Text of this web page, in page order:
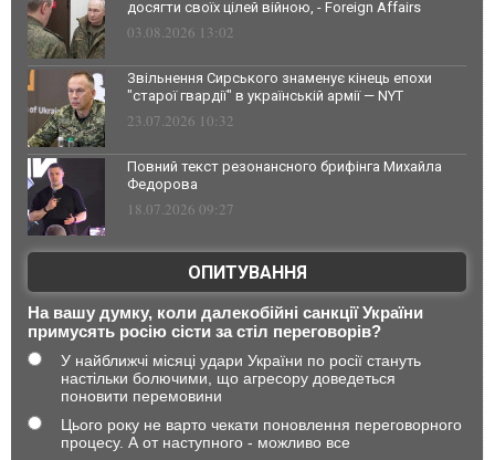
досягти своїх цілей війною, - Foreign Affairs
03.08.2026 13:02
Звільнення Сирського знаменує кінець епохи
"старої гвардії" в українській армії — NYT
23.07.2026 10:32
Повний текст резонансного брифінга Михайла
Федорова
18.07.2026 09:27
ОПИТУВАННЯ
На вашу думку, коли далекобійні санкції України
примусять росію сісти за стіл переговорів?
У найближчі місяці удари України по росії стануть
настільки болючими, що агресору доведеться
поновити перемовини
Цього року не варто чекати поновлення переговорного
процесу. А от наступного - можливо все